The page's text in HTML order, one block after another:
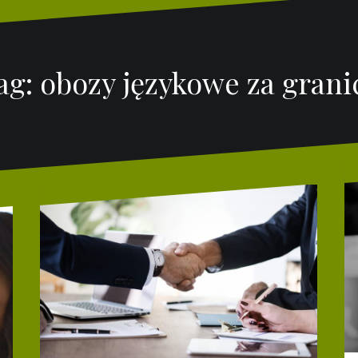
obozy językowe za